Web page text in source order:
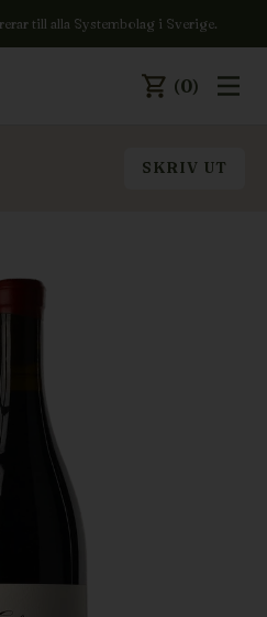
till alla Systembolag i Sverige.
(0)
SKRIV UT